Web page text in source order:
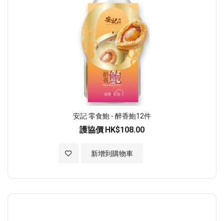
安記 零食鮑 - 醉香鮑12件
護協價 HK$108.00
新增到購物車
加入至願望清單